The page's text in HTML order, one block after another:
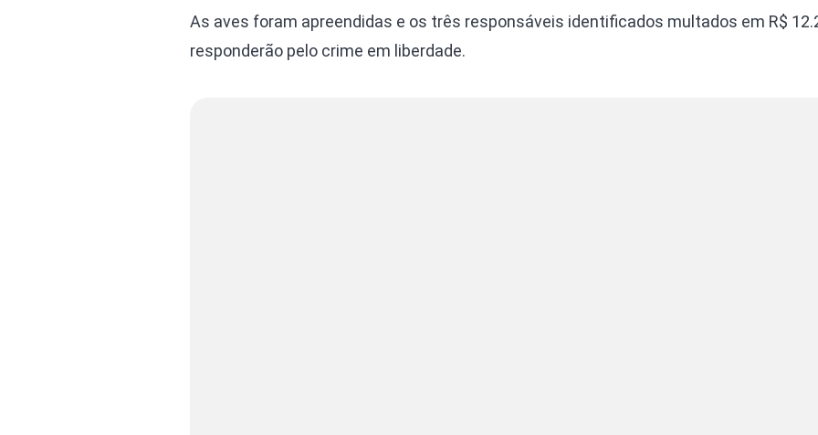
As aves foram apreendidas e os três responsáveis identificados multados em R$
responderão pelo crime em liberdade.